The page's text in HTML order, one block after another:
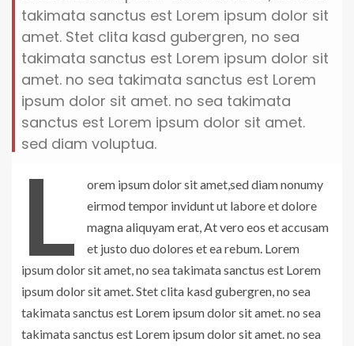
takimata sanctus est Lorem ipsum dolor sit
amet. Stet clita kasd gubergren, no sea
takimata sanctus est Lorem ipsum dolor sit
amet. no sea takimata sanctus est Lorem
ipsum dolor sit amet. no sea takimata
sanctus est Lorem ipsum dolor sit amet.
sed diam voluptua.
L
orem ipsum dolor sit amet,sed diam nonumy
eirmod tempor invidunt ut labore et dolore
magna aliquyam erat, At vero eos et accusam
et justo duo dolores et ea rebum. Lorem
ipsum dolor sit amet, no sea takimata sanctus est Lorem
ipsum dolor sit amet. Stet clita kasd gubergren, no sea
takimata sanctus est Lorem ipsum dolor sit amet. no sea
takimata sanctus est Lorem ipsum dolor sit amet. no sea